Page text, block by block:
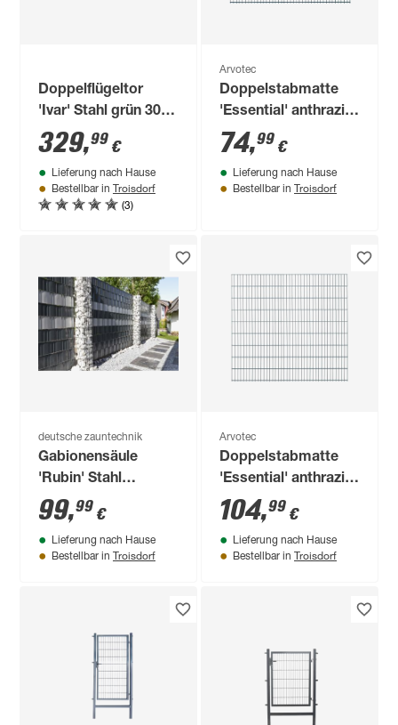
Doppelflügeltor
'Ivar' Stahl grün 300
x 120 cm
329,99 €
Lieferung nach Hause
Bestellbar in Troisdorf
(3)
Arvotec
Doppelstabmatte
'Essential' anthrazit
200 x 143 cm, UV-
und
witterungsbeständig
74,99 €
Lieferung nach Hause
Bestellbar in Troisdorf
deutsche zauntechnik
Gabionensäule
'Rubin' Stahl
feuerverzinkt 120 x
27 x 27 cm
99,99 €
Lieferung nach Hause
Bestellbar in Troisdorf
Arvotec
Doppelstabmatte
'Essential' anthrazit
200 x 183 cm, UV-
und
witterungsbeständig
104,99 €
Lieferung nach Hause
Bestellbar in Troisdorf